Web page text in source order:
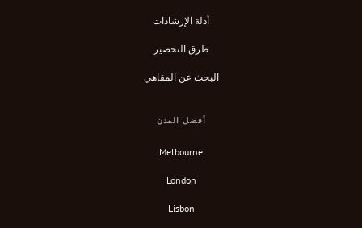
أدلة الإرشادات
طرق التحضير
البحث عن المقاهي
أفضل المدن
Melbourne
London
Lisbon